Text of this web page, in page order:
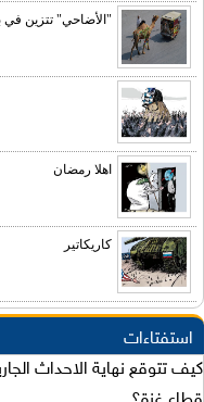
"الأضاحي" تتزين في
اهلا رمضان
كاريكاتير
استفتاءات
كيف تتوقع نهاية الاحداث